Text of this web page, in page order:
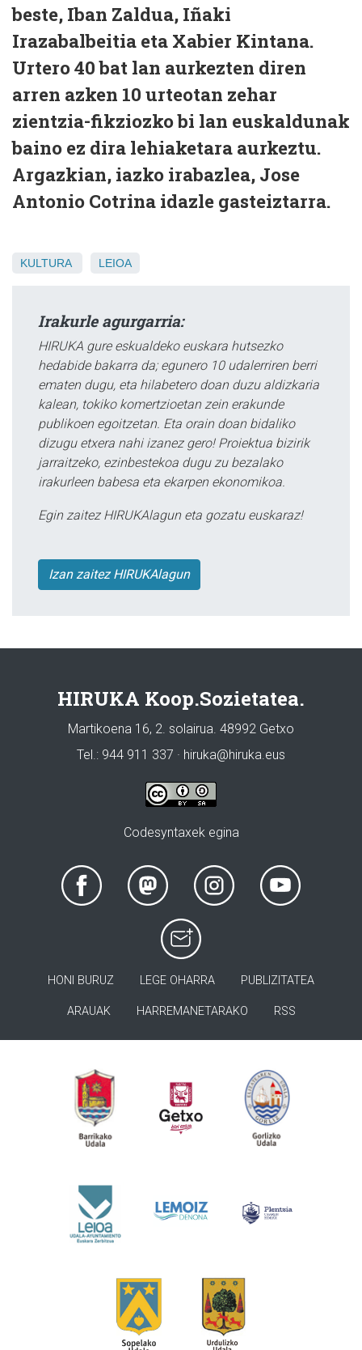
beste, Iban Zaldua, Iñaki
Irazabalbeitia eta Xabier Kintana.
Urtero 40 bat lan aurkezten diren
arren azken 10 urteotan zehar
zientzia-fikziozko bi lan euskaldunak
baino ez dira lehiaketara aurkeztu.
Argazkian, iazko irabazlea, Jose
Antonio Cotrina idazle gasteiztarra.
KULTURA LEIOA
Irakurle agurgarria:
HIRUKA gure eskualdeko euskara hutsezko
hedabide bakarra da; egunero 10 udalerriren berri
ematen dugu, eta hilabetero doan duzu aldizkaria
kalean, tokiko komertzioetan zein erakunde
publikoen egoitzetan. Eta orain doan bidaliko
dizugu etxera nahi izanez gero! Proiektua bizirik
jarraitzeko, ezinbestekoa dugu zu bezalako
irakurleen babesa eta ekarpen ekonomikoa.
Egin zaitez HIRUKAlagun eta gozatu euskaraz!
Izan zaitez HIRUKAlagun
HIRUKA Koop.Sozietatea.
Martikoena 16, 2. solairua. 48992 Getxo
Tel.: 944 911 337 · hiruka@hiruka.eus
Codesyntaxek egina
HONI BURUZ LEGE OHARRA PUBLIZITATEA
ARAUAK HARREMANETARAKO RSS